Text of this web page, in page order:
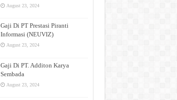
August 23, 2024
Gaji Di PT Prestasi Piranti
Informasi (NEUVIZ)
August 23, 2024
Gaji Di PT. Additon Karya
Sembada
August 23, 2024